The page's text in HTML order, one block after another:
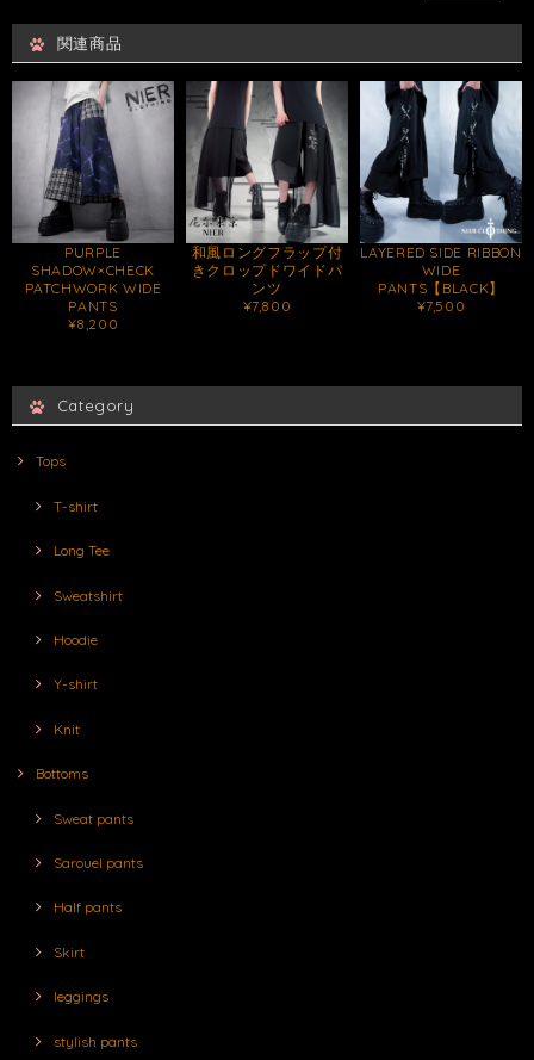
関連商品
PURPLE
SHADOW×CHECK
PATCHWORK WIDE
PANTS
¥8,200
和風ロングフラップ付
きクロップドワイドパ
ンツ
¥7,800
LAYERED SIDE RIBBON
WIDE
PANTS【BLACK】
¥7,500
Category
Tops
T-shirt
Long Tee
Sweatshirt
Hoodie
Y-shirt
Knit
Bottoms
Sweat pants
Sarouel pants
Half pants
Skirt
leggings
stylish pants